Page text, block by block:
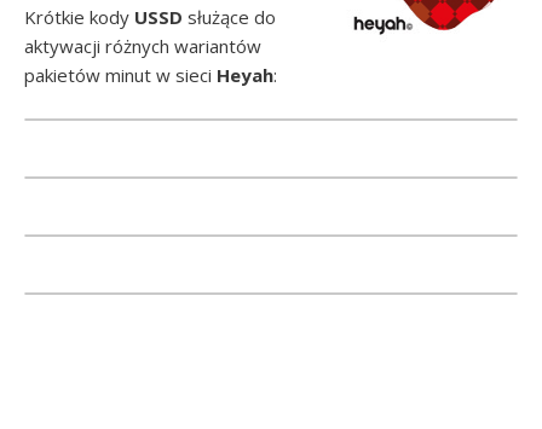
Krótkie kody USSD służące do
aktywacji różnych wariantów
pakietów minut w sieci Heyah: